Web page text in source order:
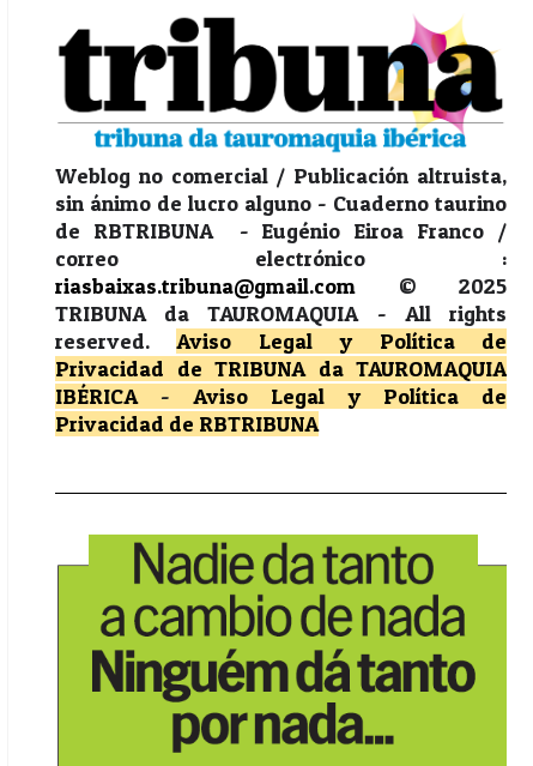
Weblog no comercial / Publicación altruista,
sin ánimo de lucro alguno - Cuaderno taurino
de RBTRIBUNA - Eugénio Eiroa Franco /
correo electrónico :
riasbaixas.tribuna@gmail.com
© 2025
TRIBUNA da TAUROMAQUIA - All rights
reserved.Aviso Legal y Política de
Privacidad
de TRIBUNA da TAUROMAQUIA
IBÉRICA- Aviso Legal y Política de
Privacidad de RBTRIBUNA